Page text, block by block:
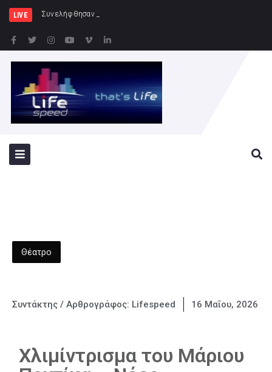
LIVE Συνελήφθησαν -3- άτομα για καλλιέργεια δε
Θέατρο
Συντάκτης / Αρθρογράφος: Lifespeed 16 Μαΐου, 2026
Χλιμίντρισμα του Μάριου